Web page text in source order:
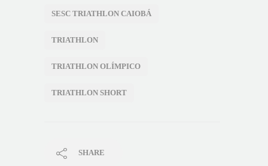
SESC TRIATHLON CAIOBÁ
TRIATHLON
TRIATHLON OLÍMPICO
TRIATHLON SHORT
SHARE